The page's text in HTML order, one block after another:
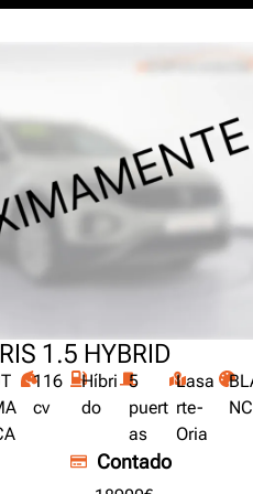
1.5 HYBRID
116
cv
Híbri
do
5
puert
as
Lasa
rte-
Oria
Contado